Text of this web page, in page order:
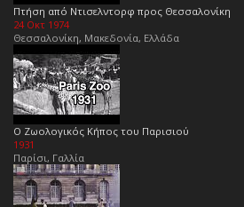
Πτήση από Ντισελντορφ προς Θεσσαλονίκη
24 Οκτ 1974
Θεσσαλονίκη, Μακεδονία, Ελλάδα
Ο Ζωολογικός Κήπος του Παρισιού
1931
Παρίσι, Γαλλία